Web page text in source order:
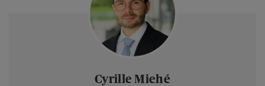
Cyrille Miehé